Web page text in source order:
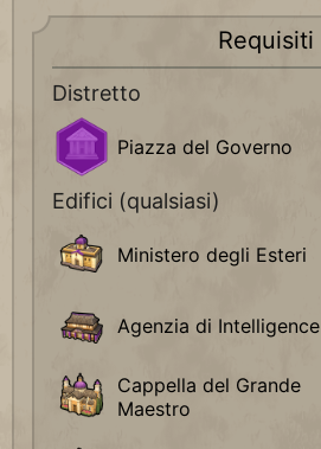
Requisiti
Distretto
Piazza del Governo
Edifici (qualsiasi)
Ministero degli Esteri
Agenzia di Intelligence
Cappella del Grande
Maestro